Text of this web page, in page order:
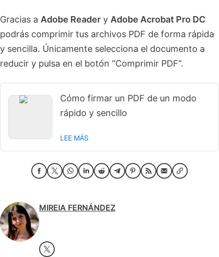
Gracias a Adobe Reader y Adobe Acrobat Pro DC
podrás comprimir tus archivos PDF de forma rápida
y sencilla. Únicamente selecciona el documento a
reducir y pulsa en el botón “Comprimir PDF”.
Cómo firmar un PDF de un modo
rápido y sencillo
LEE MÁS
MIREIA FERNÁNDEZ